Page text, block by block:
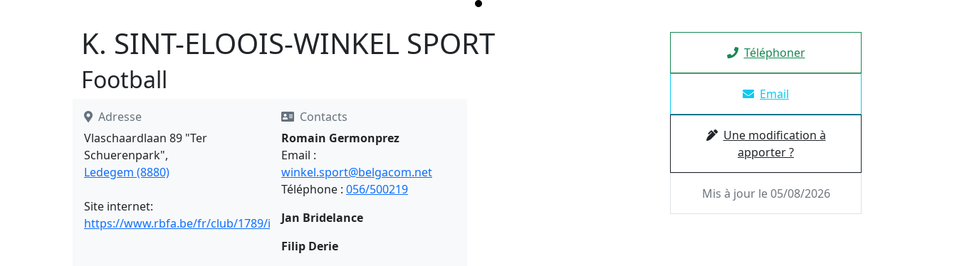
K. SINT-ELOOIS-WINKEL SPORT
Football
Adresse
Vlaschaardlaan 89 "Ter
Schuerenpark",
Ledegem (8880)
Site internet:
https://www.rbfa.be/fr/club/1789/infos
Contacts
Romain Germonprez
Email :
winkel.sport@belgacom.net
Téléphone : 056/500219
Jan Bridelance
Filip Derie
Téléphoner
Email
Une modification à
apporter ?
Mis à jour le 05/08/2026